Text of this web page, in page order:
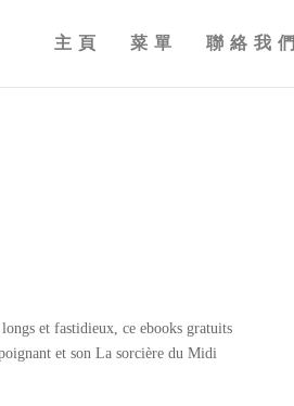
主頁 菜單 聯絡我們
et fastidieux, ce ebooks gratuits
et son La sorcière du Midi